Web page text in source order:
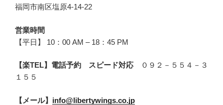
福岡市南区塩原4-14-22
営業時間
【平日】 10：00 AM – 18：45 PM
【楽TEL】電話予約 スピード対応
０９２－５５４－３
１５５
【メール】 info@libertywings.co.jp